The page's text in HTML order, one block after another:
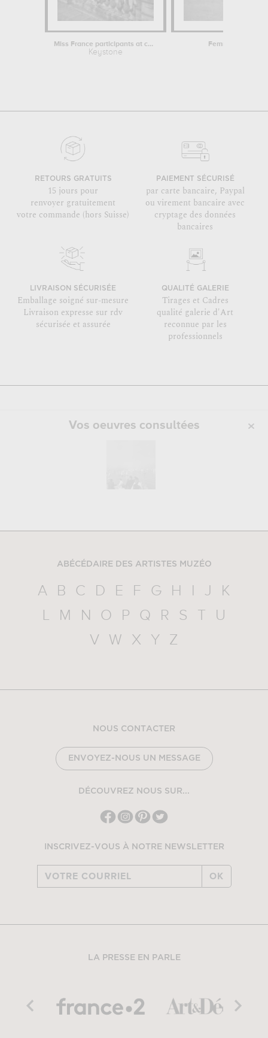
Miss France participants at concorde...
Keystone
Femme en
RETOURS GRATUITS
15 jours pour
renvoyer gratuitement
votre commande (hors Suisse)
PAIEMENT SÉCURISÉ
par carte bancaire, Paypal
ou virement bancaire avec
cryptage des données
bancaires
LIVRAISON SÉCURISÉE
Emballage soigné sur-mesure
Livraison expresse sur rdv
sécurisée et assurée
QUALITÉ GALERIE
Tirages et Cadres
qualité galerie d'Art
reconnue par les
professionnels
Vos oeuvres consultées
ABÉCÉDAIRE DES ARTISTES MUZÉO
A B C D E F G H I J
K
L
M N O P Q R S T
U
V
W X Y Z
NOUS CONTACTER
ENVOYEZ-NOUS UN MESSAGE
DÉCOUVREZ NOUS SUR...
INSCRIVEZ-VOUS À NOTRE NEWSLETTER
OK
LA PRESSE EN PARLE